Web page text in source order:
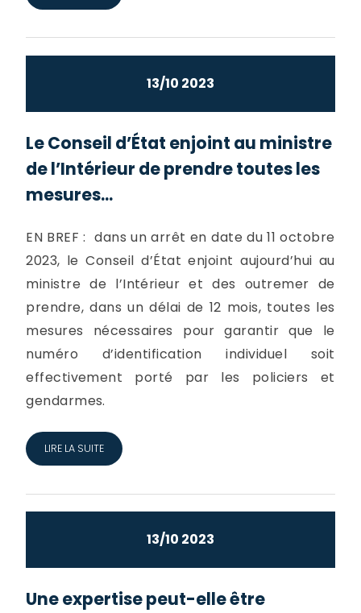
13/10 2023
Le Conseil d’État enjoint au ministre
de l’Intérieur de prendre toutes les
mesures...
EN BREF : dans un arrêt en date du 11 octobre
2023, le Conseil d’État enjoint aujourd’hui au
ministre de l’Intérieur et des outremer de
prendre, dans un délai de 12 mois, toutes les
mesures nécessaires pour garantir que le
numéro d’identification individuel soit
effectivement porté par les policiers et
gendarmes.
LIRE LA SUITE
13/10 2023
Une expertise peut-elle être